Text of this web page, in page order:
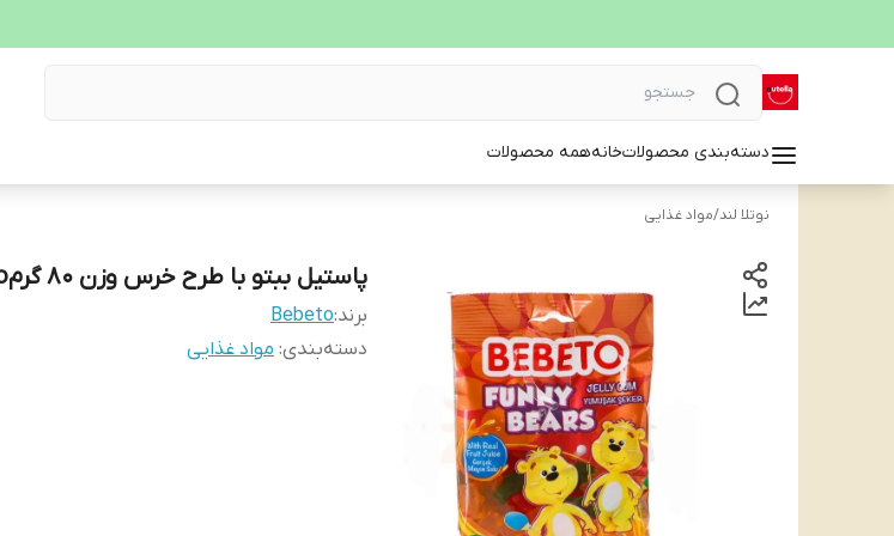
دسته‌بندی محصولاتخانههمه محصولات
نوتلا لند/مواد غذایی
پاستیل ببتو با طرح خرس وزن 80 گرمbebeto
برند:Bebeto
دسته‌بندی: مواد غذایی